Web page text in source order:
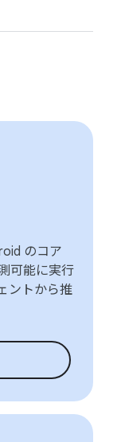
のコア
可能に実行
ントから推